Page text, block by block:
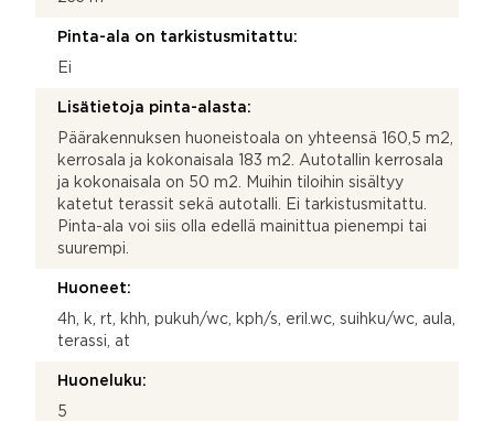
Pinta-ala on tarkistusmitattu:
Ei
Lisätietoja pinta-alasta:
Päärakennuksen huoneistoala on yhteensä 160,5 m2,
kerrosala ja kokonaisala 183 m2. Autotallin kerrosala
ja kokonaisala on 50 m2. Muihin tiloihin sisältyy
katetut terassit sekä autotalli. Ei tarkistusmitattu.
Pinta-ala voi siis olla edellä mainittua pienempi tai
suurempi.
Huoneet:
4h, k, rt, khh, pukuh/wc, kph/s, eril.wc, suihku/wc, aula,
terassi, at
Huoneluku:
5